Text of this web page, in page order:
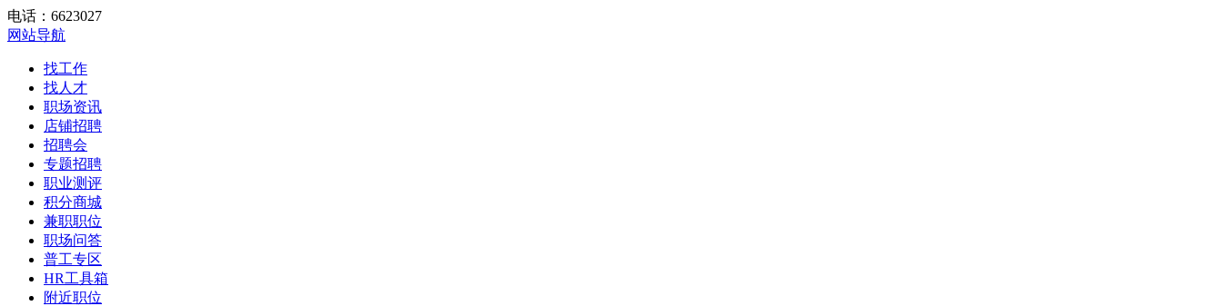
电话：6623027
网站导航
找工作
找人才
职场资讯
店铺招聘
招聘会
专题招聘
职业测评
积分商城
兼职职位
职场问答
普工专区
HR工具箱
附近职位